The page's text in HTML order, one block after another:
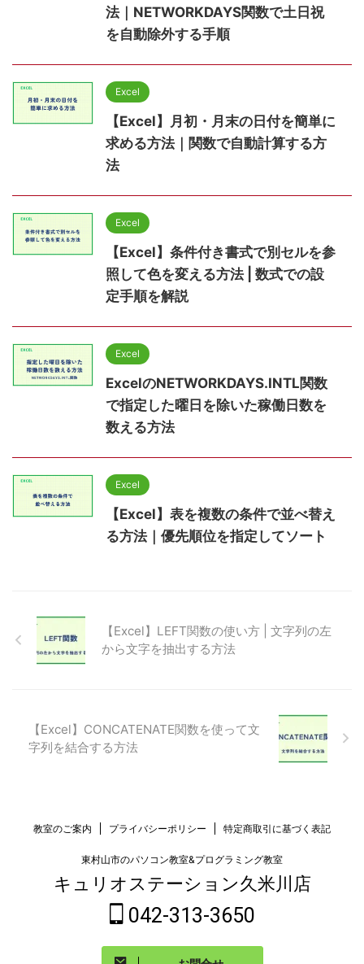
法｜NETWORKDAYS関数で土日祝
を自動除外する手順
Excel
【Excel】月初・月末の日付を簡単に
求める方法｜関数で自動計算する方
法
Excel
【Excel】条件付き書式で別セルを参
照して色を変える方法 | 数式での設
定手順を解説
Excel
ExcelのNETWORKDAYS.INTL関数
で指定した曜日を除いた稼働日数を
数える方法
Excel
【Excel】表を複数の条件で並べ替え
る方法｜優先順位を指定してソート
【Excel】LEFT関数の使い方 | 文字列の左
から文字を抽出する方法
【Excel】CONCATENATE関数を使って文
字列を結合する方法
教室のご案内 プライバシーポリシー 特定商取引に基づく表記
東村山市のパソコン教室&プログラミング教室
キュリオステーション久米川店
042-313-3650